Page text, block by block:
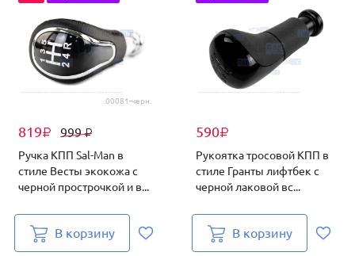
.00081-черн.
819₽ 999₽
Ручка КПП Sal-Man в
стиле Весты экокожа с
черной прострочкой и в...
В корзину
590₽
Рукоятка тросовой КПП в
стиле Гранты лифтбек с
черной лаковой вс...
В корзину